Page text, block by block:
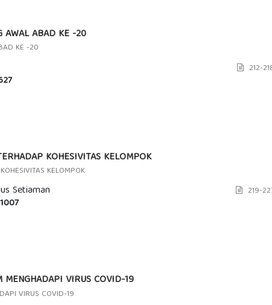
AWAL ABAD KE -20
KE -20
212-
KOHESIVITAS KELOMPOK
KELOMPOK
Setiaman 219-
1007
VIRUS COVID-19
VIRUS COVID-19